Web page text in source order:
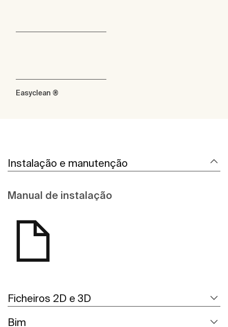
Easyclean ®
Instalação e manutenção
Manual de instalação
Ficheiros 2D e 3D
Bim